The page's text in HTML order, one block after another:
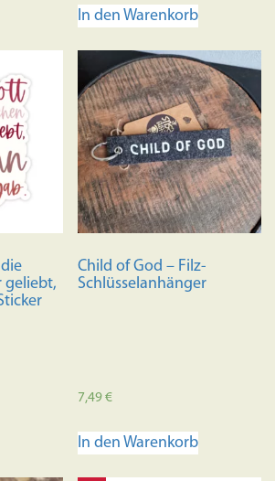
In den Warenkorb
geliebt,
Child of God – Filz-
Schlüsselanhänger
7,49€
In den Warenkorb